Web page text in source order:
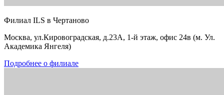
Филиал ILS в Чертаново
Москва, ул.Кировоградская, д.23А, 1-й этаж, офис 24в (м. Ул.
Академика Янгеля)
Подробнее о филиале